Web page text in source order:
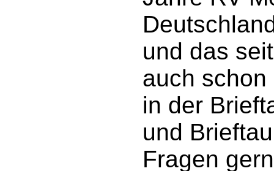
und das
auch
in der
und
Fragen